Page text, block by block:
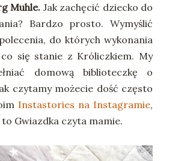
Muhle. Jak zachęcić dziecko do
Bardzo prosto. Wymyślić
do których wykonania
co się stanie z Króliczkiem. My
domową biblioteczkę o
czytamy możecie dość często
Instastories na Instagramie,
Gwiazdka czyta mamie.